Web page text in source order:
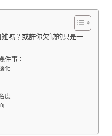
嗎？或許你欠缺的只是一
件事：
化
度